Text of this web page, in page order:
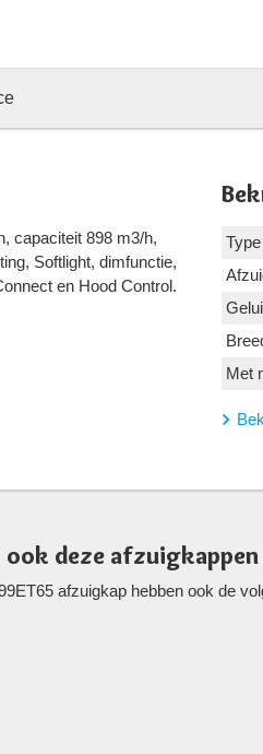
capaciteit 898 m3/h,
Softlight, dimfunctie,
en Hood Control.
Type
Met
ook deze afzuigkappen
afzuigkap hebben ook de